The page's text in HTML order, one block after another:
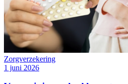
Zorgverzekering
1 juni 2026